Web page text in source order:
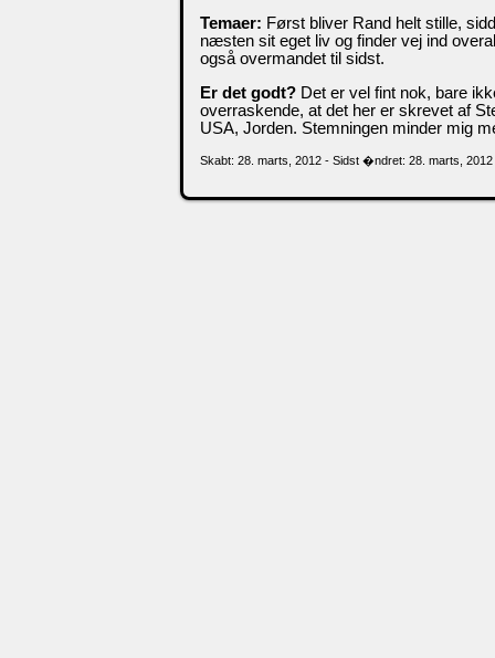
Temaer: Først bliver Rand helt stille,
næsten sit eget liv og finder vej ind
også overmandet til sidst.
Er det godt? Det er vel fint nok, bare
overraskende, at det her er skrevet af
USA, Jorden. Stemningen minder mig
Skabt: 28. marts, 2012 - Sidst �ndret: 28. marts,